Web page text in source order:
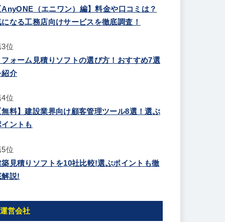
AnyONE（エニワン）編】料金や口コミは？
になる工務店向けサービスを徹底調査！
3位
フォーム見積りソフトの選び方！おすすめ7選
紹介
4位
無料】建設業界向け顧客管理ツール8選！選ぶ
イントも
5位
築見積りソフトを10社比較!選ぶポイントも徹
解説!
運営会社